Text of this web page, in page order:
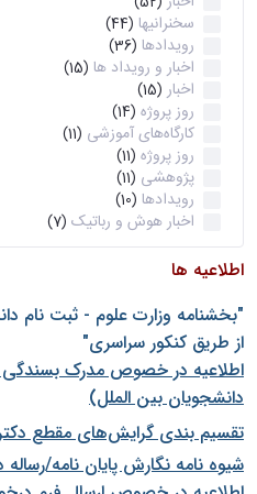
سخنرانیها (44)
رویدادها (36)
اخبار و رویداد ها (15)
اخبار (15)
روز پروژه (14)
کارگاه‌های آموزشی (11)
روز پروژه (11)
پژوهشی (11)
رویدادها (10)
اخبار هوش و رباتیک (7)
اطلاعیه ها
"بخشنامه وزارت علوم - ثبت نام
از طريق كنكور سراسری"
اطلاعیه در خصوص مدرک بسندگی
دانشجویان بین الملل)
تقسیم بندی گرایش‌های مقطع
شيوه نامه نگارش پايان نامه/رساله